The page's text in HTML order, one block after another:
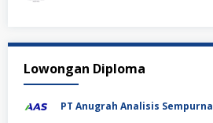
Lowongan Diploma
PT Anugrah Analisis Sempurna